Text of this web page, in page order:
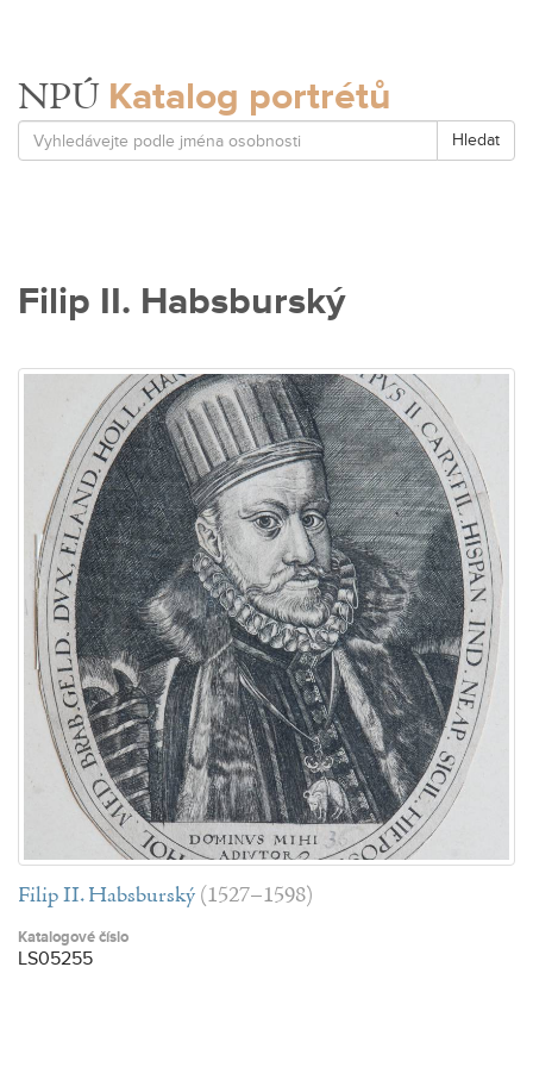
NPÚ Katalog portrétů
Hledat
Filip II. Habsburský
Filip II. Habsburský (1527–1598)
Katalogové číslo
LS05255